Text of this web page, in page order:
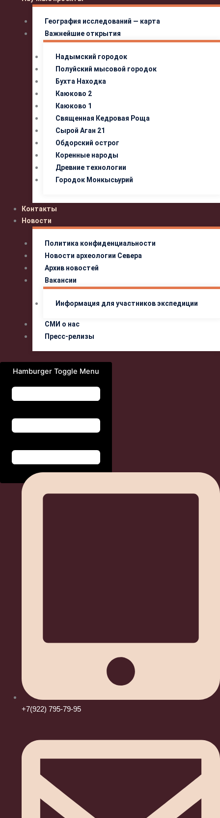
География исследований — карта
Важнейшие открытия
Надымский городок
Полуйский мысовой городок
Бухта Находка
Каюково 2
Каюково 1
Священная Кедровая Роща
Сырой Аган 21
Обдорский острог
Коренные народы
Древние технологии
Городок Монкысьурий
Контакты
Новости
Политика конфиденциальности
Новости археологии Севера
Архив новостей
Вакансии
Информация для участников экспедиции
СМИ о нас
Пресс-релизы
Hamburger Toggle Menu
+7(922) 795-79-95